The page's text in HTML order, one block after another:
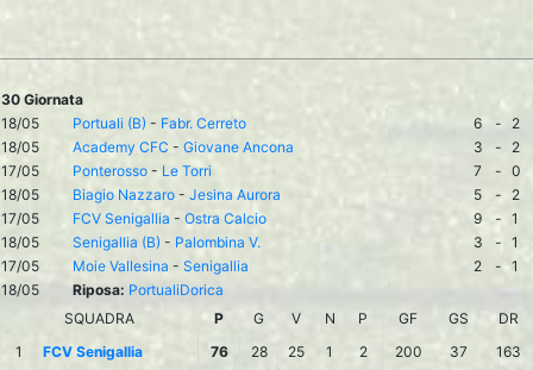
30 Giornata
18/05
Portuali (B) - Fabr. Cerreto 6 -
2
18/05
Academy CFC - Giovane Ancona 3 -
2
17/05
Ponterosso - Le Torri 7 - 0
18/05
Biagio Nazzaro - Jesina Aurora 5 -
2
17/05
FCV Senigallia - Ostra Calcio 9 - 1
18/05
Senigallia (B) - Palombina V. 3 - 1
17/05
Moie Vallesina - Senigallia 2 - 1
18/05
Riposa: PortualiDorica
SQUADRA
P G V N P GF GS
DR
1
FCV Senigallia 76 28 25 1 2 200 37
163